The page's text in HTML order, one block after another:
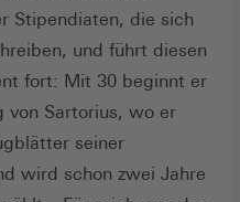
Stipendiaten, die sich
und führt diesen
fort: Mit 30 beginnt er
von Sartorius, wo er
seiner
wird schon zwei Jahre